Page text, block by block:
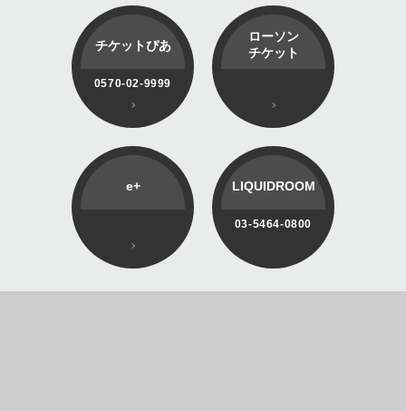
チケットぴあ
0570-02-9999
ローソン
チケット
e+ LIQUIDROOM
03-5464-0800